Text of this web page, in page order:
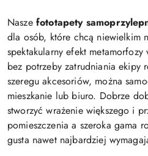
Nasze fototapety
dla osób, które chcą niewielkim
spektakularny efekt
bez potrzeby zatrudniania ekipy
szeregu akcesoriów, można
mieszkanie lub biuro. Dobrze
stworzyć wrażenie większego i
pomieszczenia a szeroka gama
gusta nawet najbardziej